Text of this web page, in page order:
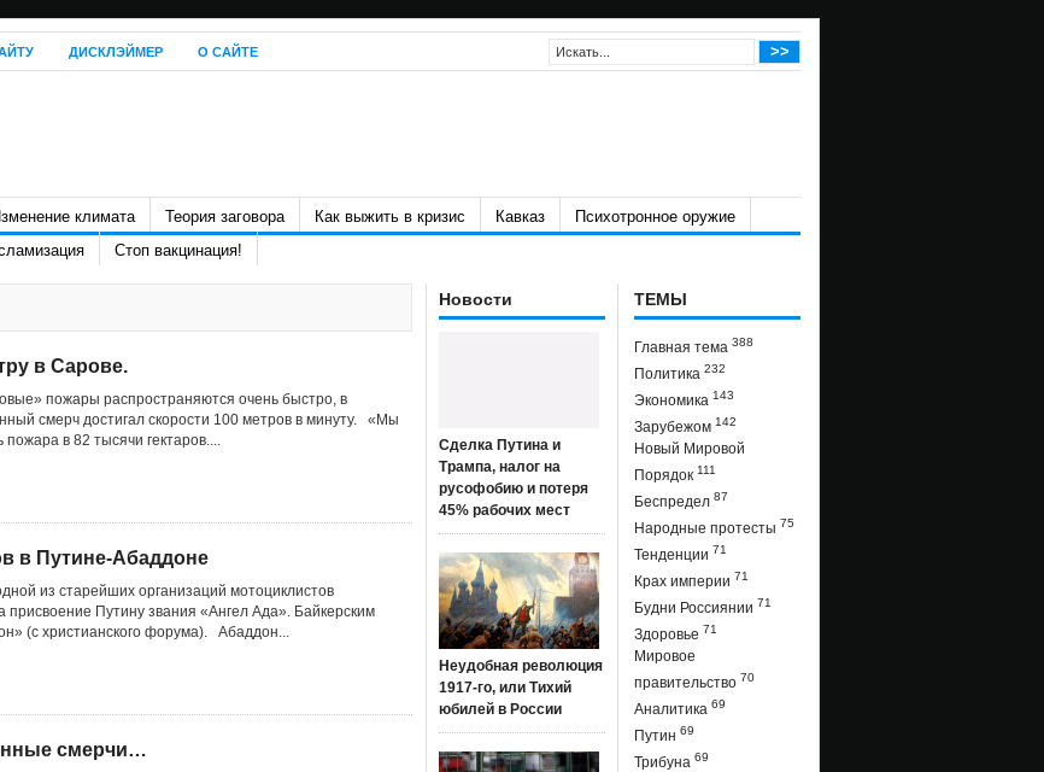
ДИСКЛЭЙМЕР О САЙТЕ
климата Теория заговора Как выжить в кризис Кавказ
Психотронное оружие
Стоп вакцинация!
в Сарове.
пожары распространяются очень быстро, в
смерч достигал скорости 100 метров в минуту. «Мы
в 82 тысячи гектаров....
в Путине-Абаддоне
из старейших организаций мотоциклистов
присвоение Путину звания «Ангел Ада». Байкерским
(с христианского форума). Абаддон...
смерчи…
Новости
Сделка Путина и
Трампа, налог на
русофобию и потеря
45% рабочих мест
Неудобная революция
1917-го, или Тихий
юбилей в России
ТЕМЫ
Главная тема 388
Политика 232
Экономика 143
Зарубежом 142
Новый Мировой
Порядок 111
Беспредел 87
Народные протесты 75
Тенденции 71
Крах империи 71
Будни Россиянии 71
Здоровье 71
Мировое
правительство 70
Аналитика 69
Путин 69
Трибуна 69